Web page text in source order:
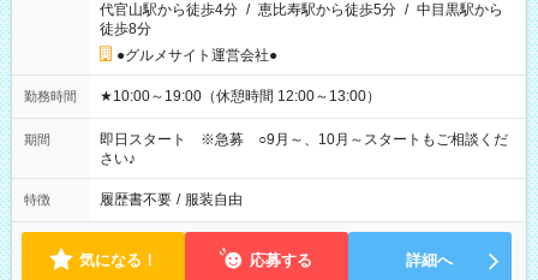
代官山駅から徒歩4分 / 恵比寿駅から徒歩5分 / 中目黒駅から
徒歩8分
●グルメサイト運営会社●
勤務時間 ★10:00～19:00（休憩時間 12:00～13:00）
期間
即日スタート ※急募 ○9月～、10月～スタートもご相談くだ
さい♪
特徴 履歴書不要 / 服装自由
気になる！ 応募する 詳細へ